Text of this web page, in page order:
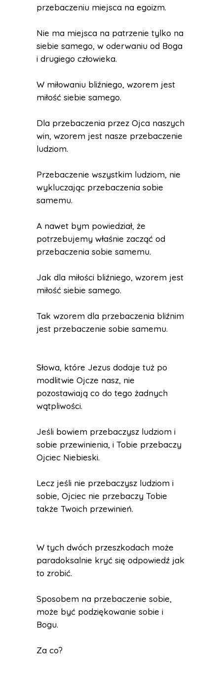
przebaczeniu miejsca na egoizm.
Nie ma miejsca na patrzenie tylko na
siebie samego, w oderwaniu od Boga
i drugiego człowieka.
W miłowaniu bliźniego, wzorem jest
miłość siebie samego.
Dla przebaczenia przez Ojca naszych
win, wzorem jest nasze przebaczenie
ludziom.
Przebaczenie wszystkim ludziom, nie
wykluczając przebaczenia sobie
samemu.
A nawet bym powiedział, że
potrzebujemy właśnie zacząć od
przebaczenia sobie samemu.
Jak dla miłości bliźniego, wzorem jest
miłość siebie samego.
Tak wzorem dla przebaczenia bliźnim
jest przebaczenie sobie samemu.
Słowa, które Jezus dodaje tuż po
modlitwie Ojcze nasz, nie
pozostawiają co do tego żadnych
wątpliwości.
Jeśli bowiem przebaczysz ludziom i
sobie przewinienia, i Tobie przebaczy
Ojciec Niebieski.
Lecz jeśli nie przebaczysz ludziom i
sobie, Ojciec nie przebaczy Tobie
także Twoich przewinień.
W tych dwóch przeszkodach może
paradoksalnie kryć się odpowiedź jak
to zrobić.
Sposobem na przebaczenie sobie,
może być podziękowanie sobie i
Bogu.
Za co?